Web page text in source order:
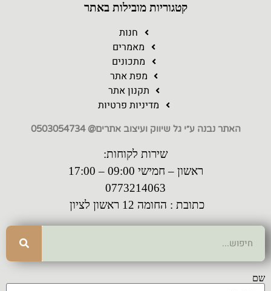
קטגוריות מובילות באתר
חנות
מאמרים
מתכונים
מפת אתר
תקנון אתר
מדיניות פרטיות
האתר נבנה ע״י גל שיווק ועיצוב אתרים@ 0503054734
שירות לקוחות:
ראשון – חמישי 09:00 – 17:00
0773214063
כתובת : החומה 12 ראשון לציון
שם